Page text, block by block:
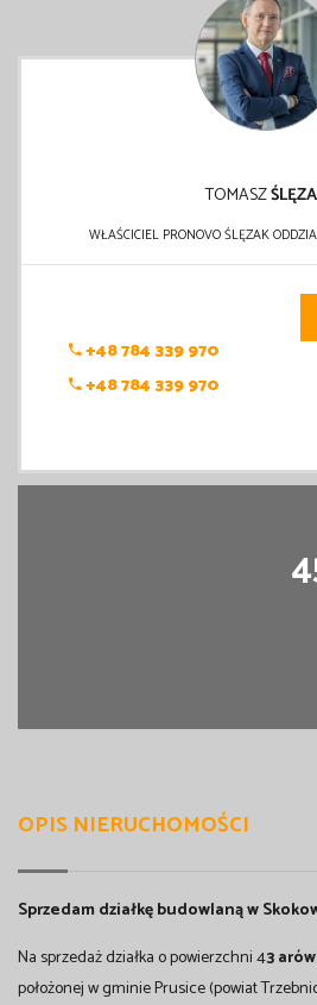
TOMASZ
WŁAŚCICIEL PRONOVO ŚLĘZAK
+48 784 339 970
+48 784 339 970
OPIS NIERUCHOMOŚCI
Sprzedam działkę budowlaną w
Na sprzedaż działka o powierzchni 43 arów
położonej w gminie Prusice (powiat